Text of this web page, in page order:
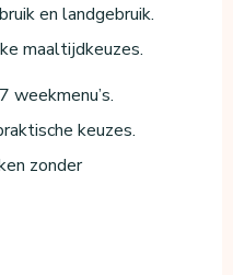
en landgebruik.
maaltijdkeuzes.
weekmenu’s.
keuzes.
zonder